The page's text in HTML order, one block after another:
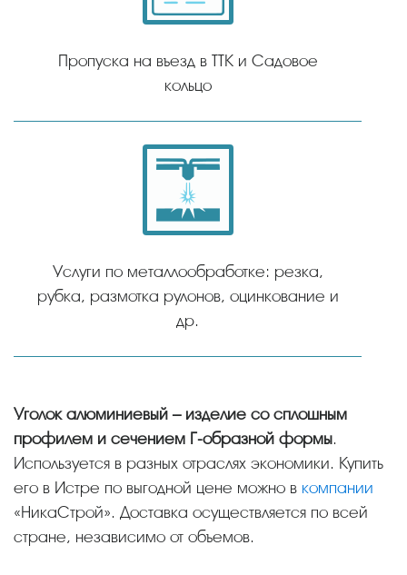
Пропуска на въезд в ТТК и Садовое
кольцо
Услуги по металлообработке: резка,
рубка, размотка рулонов, оцинкование и
др.
Уголок алюминиевый – изделие со сплошным
профилем и сечением Г-образной формы.
Используется в разных отраслях экономики. Купить
его в Истре по выгодной цене можно в компании
«НикаСтрой». Доставка осуществляется по всей
стране, независимо от объемов.